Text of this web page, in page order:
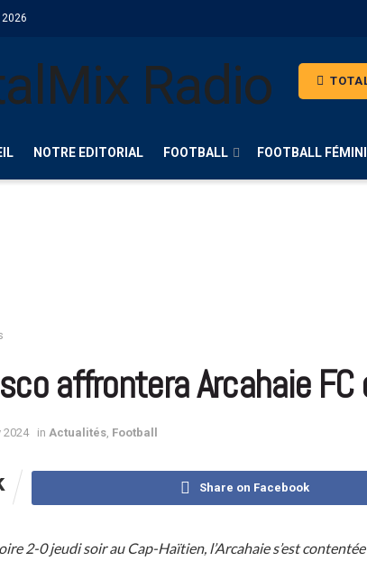
NOTRE EDITORIAL FOOTBALL FOOTBALL
affrontera Arcahaie FC
2024 in Actualités Football
Share on Facebook
2-0 jeudi soir au Cap-Haïtien, l’Arcahaie s’est